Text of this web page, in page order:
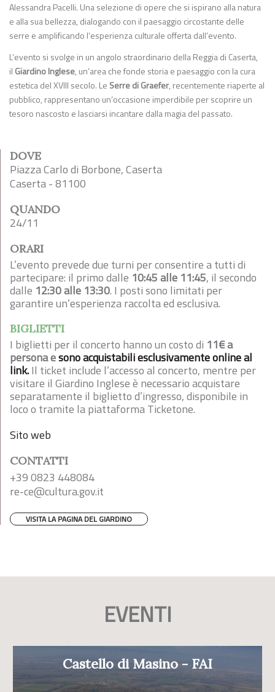
Alessandra Pacelli. Una selezione di opere che si ispirano alla natura
e alla sua bellezza, dialogando con il paesaggio circostante delle
serre e amplificando l’esperienza culturale offerta dall’evento.
L’evento si svolge in un angolo straordinario della Reggia di Caserta,
il Giardino Inglese, un’area che fonde storia e paesaggio con la cura
estetica del XVIII secolo. Le Serre di Graefer, recentemente riaperte al
pubblico, rappresentano un’occasione imperdibile per scoprire un
tesoro nascosto e lasciarsi incantare dalla magia del passato.
DOVE
Piazza Carlo di Borbone, Caserta
Caserta - 81100
QUANDO
24/11
ORARI
L’evento prevede due turni per consentire a tutti di
partecipare: il primo dalle 10:45 alle 11:45, il secondo
dalle 12:30 alle 13:30. I posti sono limitati per
garantire un’esperienza raccolta ed esclusiva.
BIGLIETTI
I biglietti per il concerto hanno un costo di 11€ a
personaesono acquistabili esclusivamente online al
link.Il ticket include l’accesso al concerto, mentre per
visitare il Giardino Inglese è necessario acquistare
separatamente il biglietto d’ingresso, disponibile in
loco o tramite la piattaforma Ticketone.
Sito web
CONTATTI
+39 0823 448084
re-ce@cultura.gov.it
VISITA LA PAGINA DEL GIARDINO
EVENTI
Castello di Masino - FAI